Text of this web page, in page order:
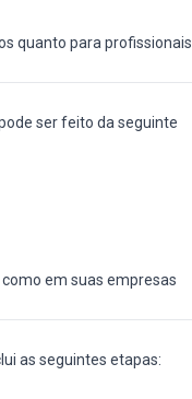
quanto para profissionais
ser feito da seguinte
em suas empresas
as seguintes etapas: